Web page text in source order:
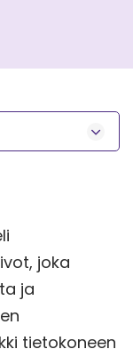
joka
ja
tietokoneen